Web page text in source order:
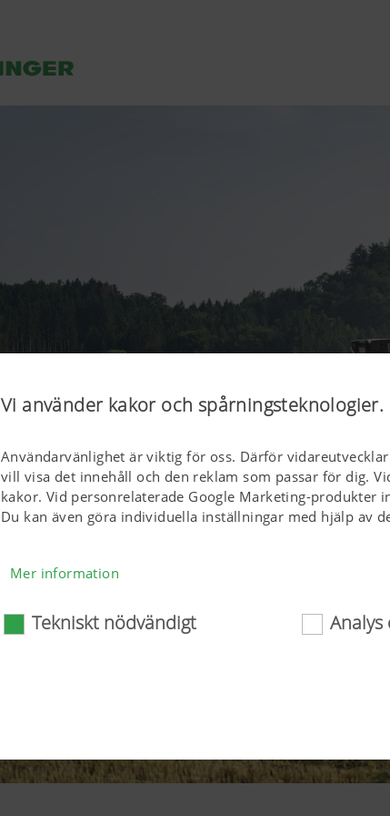
Vi använder kakor och spårningsteknologier.
Användarvänlighet är viktig för oss. Därför
vill visa det innehåll och den reklam som passar för dig.
kakor. Vid personrelaterade Google Marketing-produkter
Du kan även göra individuella inställningar med hjälp av
Tekniskt nödvändigt
användarvänlig. Här avses såväl viktiga
webbläsare och frågan om ditt medgivande. Den här
Mer information
Mer information
Tekniskt nödvändigt